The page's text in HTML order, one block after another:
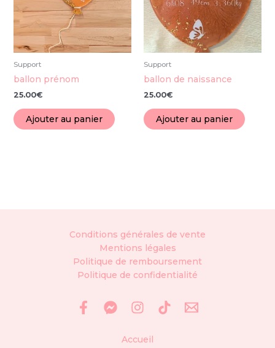
Support
ballon prénom
25.00€
Ajouter au panier
Support
ballon de naissance
25.00€
Ajouter au panier
Conditions générales de vente
Mentions légales
Politique de remboursement
Politique de confidentialité
Accueil